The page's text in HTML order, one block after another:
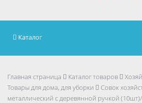
Каталог
Главная страница Каталог товаров
Товары для дома, для уборки
Совок
металлический с деревянной ручкой